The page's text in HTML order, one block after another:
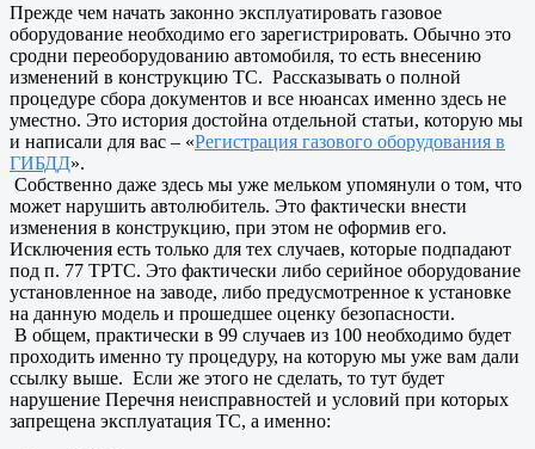
Прежде чем начать законно эксплуатировать газовое
оборудование необходимо его зарегистрировать. Обычно это
сродни переоборудованию автомобиля, то есть внесению
изменений в конструкцию ТС. Рассказывать о полной
процедуре сбора документов и все нюансах именно здесь не
уместно. Это история достойна отдельной статьи, которую мы
и написали для вас – «Регистрация газового оборудования в
ГИБДД».
Собственно даже здесь мы уже мельком упомянули о том, что
может нарушить автолюбитель. Это фактически внести
изменения в конструкцию, при этом не оформив его.
Исключения есть только для тех случаев, которые подпадают
под п. 77 ТРТС. Это фактически либо серийное оборудование
установленное на заводе, либо предусмотренное к установке
на данную модель и прошедшее оценку безопасности.
В общем, практически в 99 случаев из 100 необходимо будет
проходить именно ту процедуру, на которую мы уже вам дали
ссылку выше. Если же этого не сделать, то тут будет
нарушение Перечня неисправностей и условий при которых
запрещена эксплуатация ТС, а именно: